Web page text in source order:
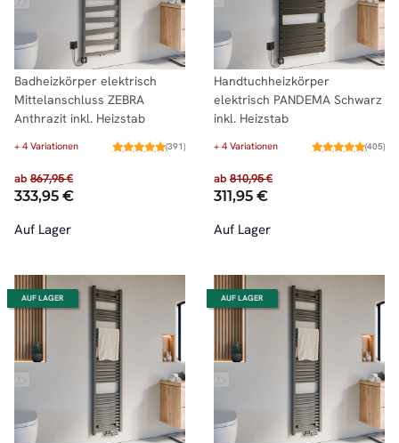
Badheizkörper elektrisch
Mittelanschluss ZEBRA
Anthrazit inkl. Heizstab
+ 4 Variationen (391)
ab 867,95 €
333,95 €
Auf Lager
Handtuchheizkörper
elektrisch PANDEMA Schwarz
inkl. Heizstab
+ 4 Variationen (405)
ab 810,95 €
311,95 €
Auf Lager
AUF LAGER AUF LAGER